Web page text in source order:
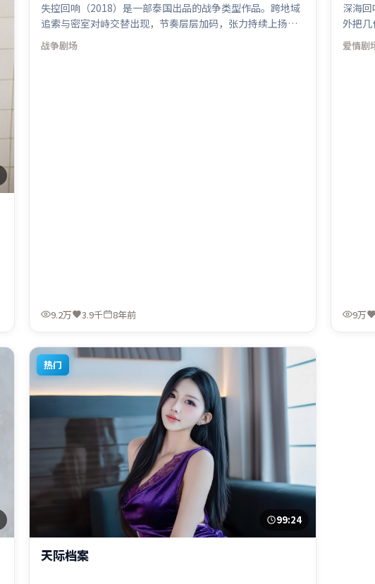
失控回响（2018）是一部泰国出品的战争类型作品。跨地域
追索与密室对峙交替出现，节奏层层加码，张力持续上扬。
叙事线索多线并进，最终在关键节点收束。由丹尼斯·维伦
纽瓦执导，长泽雅美、阿米尔·汗、托尼·贾，秦海璐等联
战争剧场
9.2万 3.9千 8年前
深海
外把几
演。人
量。由
爱情剧
9万
热门
99:24
天际档案